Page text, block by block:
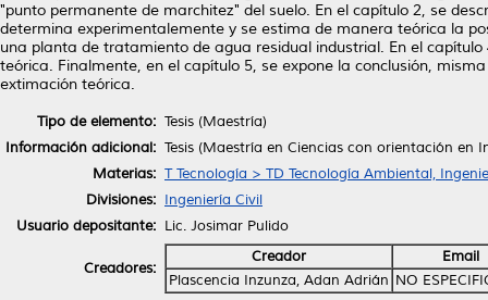
"punto permanente de marchitez" del suelo. En el capítulo 2, se
determina experimentalemente y se estima de manera teórica la
una planta de tratamiento de agua residual industrial. En el
teórica. Finalmente, en el capítulo 5, se expone la conclusión,
extimación teórica.
Tipo de elemento: Tesis (Maestría)
Información adicional: Tesis (Maestría en Ciencias con orientación en
Materias: T Tecnología > TD Tecnología Ambiental,
Divisiones: Ingeniería Civil
Usuario depositante: Lic. Josimar Pulido
Creadores:
Creador
Email
Plascencia Inzunza, Adan Adrián NO